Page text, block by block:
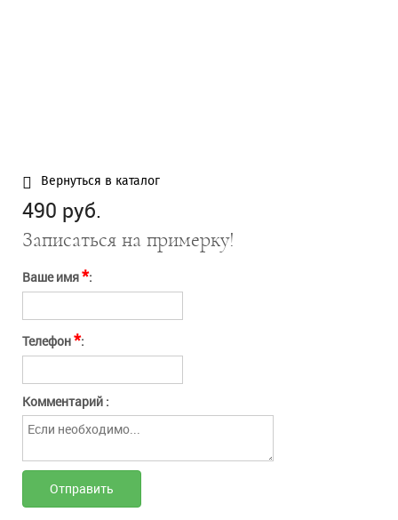
Вернуться в каталог
490 руб.
Записаться на примерку!
Ваше имя*:
Телефон*:
Комментарий :